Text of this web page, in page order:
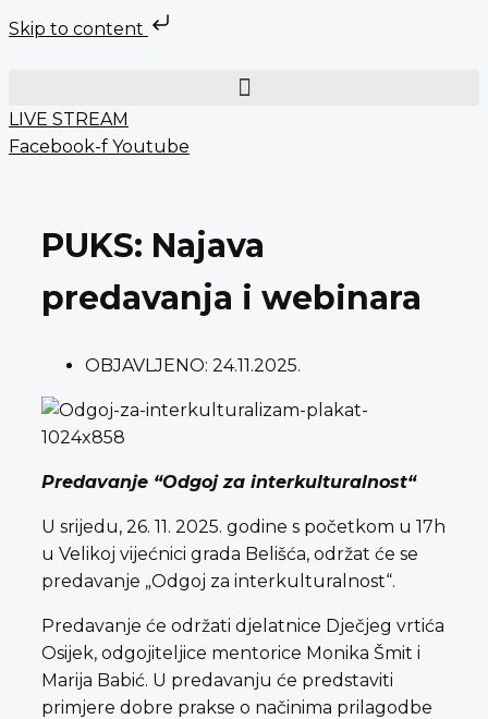
Skip to content
sadržaj
LIVE STREAM
Facebook-f Youtube
PUKS: Najava
predavanja i webinara
OBJAVLJENO: 24.11.2025.
Predavanje “Odgoj za interkulturalnost“
U srijedu, 26. 11. 2025. godine s početkom u 17h
u Velikoj vijećnici grada Belišća, održat će se
predavanje „Odgoj za interkulturalnost“.
Predavanje će održati djelatnice Dječjeg vrtića
Osijek, odgojiteljice mentorice Monika Šmit i
Marija Babić. U predavanju će predstaviti
primjere dobre prakse o načinima prilagodbe